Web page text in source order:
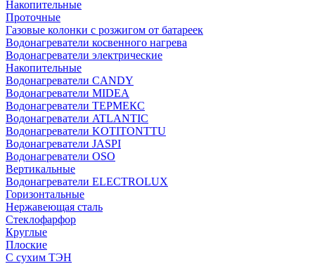
Накопительные
Проточные
Газовые колонки с розжигом от батареек
Водонагреватели косвенного нагрева
Водонагреватели электрические
Накопительные
Водонагреватели CANDY
Водонагреватели MIDEA
Водонагреватели ТЕРМЕКС
Водонагреватели ATLANTIC
Водонагреватели KOTITONTTU
Водонагреватели JASPI
Водонагреватели OSO
Вертикальные
Водонагреватели ELECTROLUX
Горизонтальные
Нержавеющая сталь
Стеклофарфор
Круглые
Плоские
С сухим ТЭН